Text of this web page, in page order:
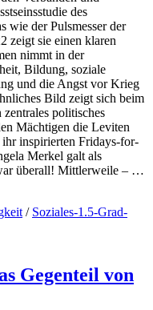
des
wie der Pulsmesser der
zeigt sie einen klaren
nimmt in der
Bildung, soziale
und die Angst vor Krieg
Bild zeigt sich beim
politisches
Mächtigen die Leviten
ihr inspirierten Fridays-for-
Merkel galt als
überall! Mittlerweile – …
/ Soziales-1.5-Grad-
Gegenteil von